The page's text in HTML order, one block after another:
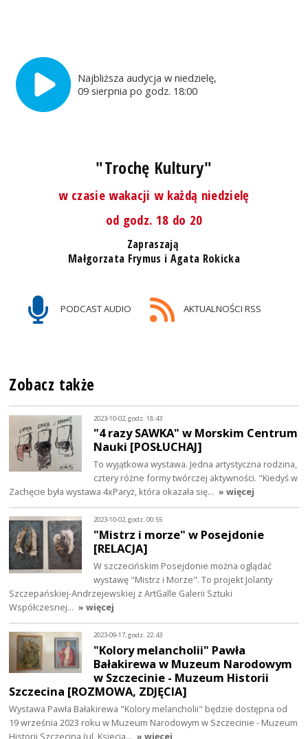
Najbliższa audycja w niedzielę,
09 sierpnia po godz. 18:00
"Trochę Kultury"
w czasie wakacji w każdą niedzielę
od godz. 18 do 20
Zapraszają
Małgorzata Frymus i Agata Rokicka
PODCAST AUDIO AKTUALNOŚCI RSS
Zobacz także
2023-10-02, godz. 18:43
"4 razy SAWKA" w Morskim Centrum
Nauki [POSŁUCHAJ]
To wyjątkowa wystawa. Jedna artystyczna rodzina,
cztery różne formy twórczej aktywności. "Kiedyś w
Zachęcie była wystawa 4xParyż, która okazała się… » więcej
2023-10-02, godz. 00:55
"Mistrz i morze" w Posejdonie
[RELACJA]
W szczecińskim Posejdonie można oglądać
wystawę "Mistrz i Morze". To projekt Jolanty
Szczepańskiej-Andrzejewskiej z ArtGalle Galerii Sztuki
Współczesnej… » więcej
2023-09-17, godz. 22:43
"Kolory melancholii" Pawła
Bałakirewa w Muzeum Narodowym
w Szczecinie - Muzeum Historii
Szczecina [ROZMOWA, ZDJĘCIA]
Wystawa Pawła Bałakirewa "Kolory melancholii" będzie dostępna od
19 września 2023 roku w Muzeum Narodowym w Szczecinie - Muzeum
Historii Szczecina (ul. Ksiecia… » więcej